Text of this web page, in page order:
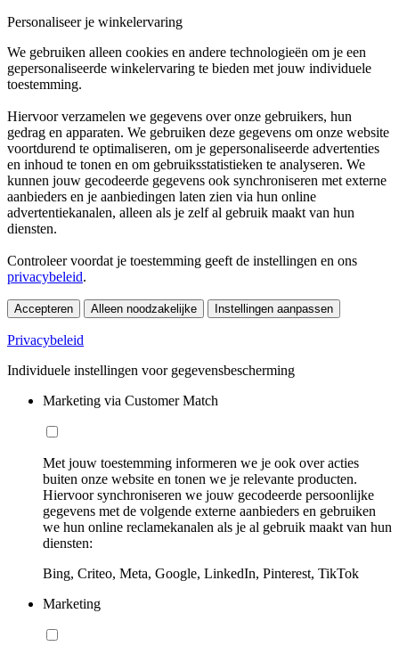
Personaliseer je winkelervaring
We gebruiken alleen cookies en andere technologieën om je een
gepersonaliseerde winkelervaring te bieden met jouw individuele
toestemming.
Hiervoor verzamelen we gegevens over onze gebruikers, hun
gedrag en apparaten. We gebruiken deze gegevens om onze website
voortdurend te optimaliseren, om je gepersonaliseerde advertenties
en inhoud te tonen en om gebruiksstatistieken te analyseren. We
kunnen jouw gecodeerde gegevens ook synchroniseren met externe
aanbieders en je aanbiedingen laten zien via hun online
advertentiekanalen, alleen als je zelf al gebruik maakt van hun
diensten.
Controleer voordat je toestemming geeft de instellingen en ons
privacybeleid.
Accepteren Alleen noodzakelijke Instellingen aanpassen
Privacybeleid
Individuele instellingen voor gegevensbescherming
Marketing via Customer Match
Met jouw toestemming informeren we je ook over acties
buiten onze website en tonen we je relevante producten.
Hiervoor synchroniseren we jouw gecodeerde persoonlijke
gegevens met de volgende externe aanbieders en gebruiken
we hun online reclamekanalen als je al gebruik maakt van hun
diensten:
Bing, Criteo, Meta, Google, LinkedIn, Pinterest, TikTok
Marketing